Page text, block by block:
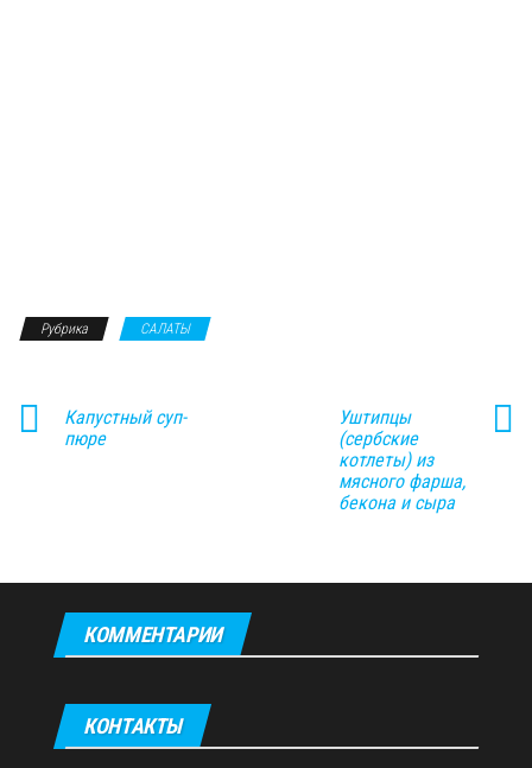
Рубрика САЛАТЫ
Капустный суп-
пюре
Уштипцы
(сербские
котлеты) из
мясного фарша,
бекона и сыра
КОММЕНТАРИИ
КОНТАКТЫ